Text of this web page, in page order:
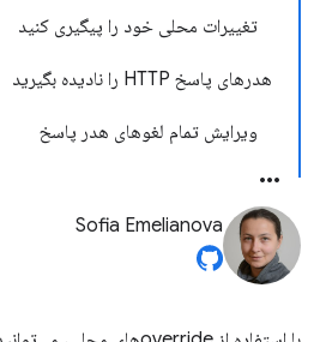
تغییرات محلی خود را پیگیری کنید
هدرهای پاسخ HTTP را نادیده بگیرید
ویرایش تمام لغوهای هدر پاسخ
Sofia Emelianova